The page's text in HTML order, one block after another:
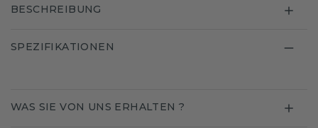
BESCHREIBUNG
SPEZIFIKATIONEN
WAS SIE VON UNS ERHALTEN ?